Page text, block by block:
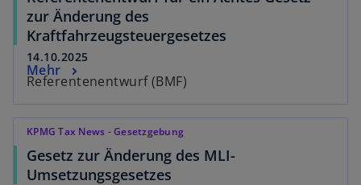
zur Änderung des
Kraftfahrzeugsteuergesetzes
14.10.2025
Referentenentwurf (BMF)
Mehr
KPMG Tax News - Gesetzgebung
Gesetz zur Änderung des MLI-
Umsetzungsgesetzes